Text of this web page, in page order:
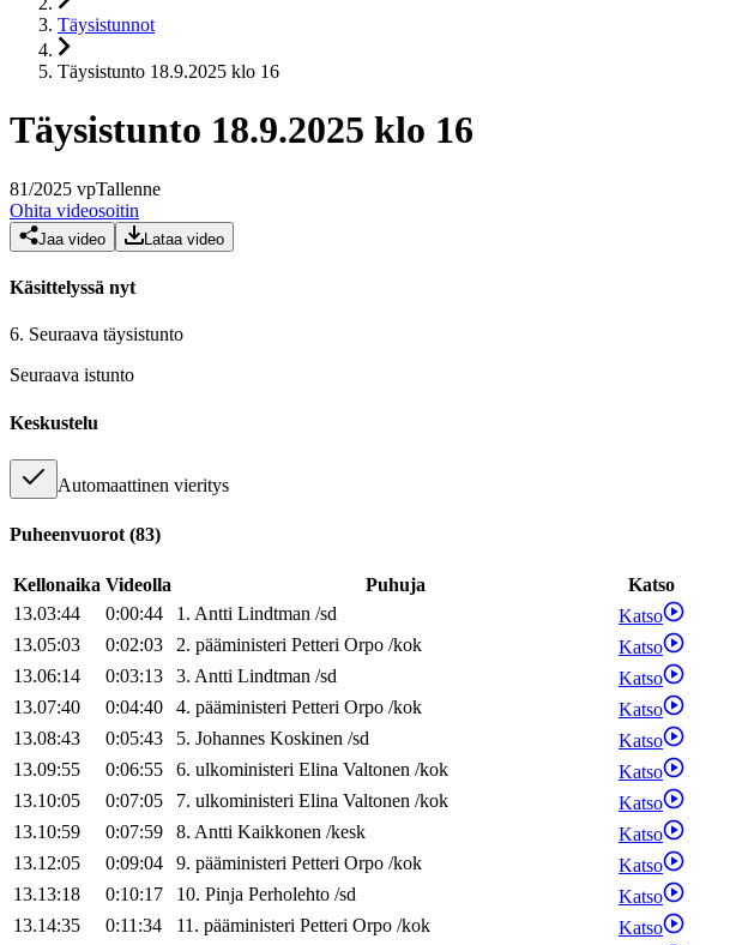
Täysistunnot
Täysistunto 18.9.2025 klo 16
Täysistunto 18.9.2025 klo 16
81/2025 vpTallenne
Ohita videosoitin
Jaa video Lataa video
Käsittelyssä nyt
6. Seuraava täysistunto
Seuraava istunto
Keskustelu
Automaattinen vieritys
Puheenvuorot (83)
Kellonaika Videolla Puhuja
Katso
13.03:44
0:00:44 1. Antti Lindtman /sd
Katso
13.05:03
0:02:03 2. pääministeri Petteri Orpo /kok
Katso
13.06:14
0:03:13 3. Antti Lindtman /sd
Katso
13.07:40
0:04:40 4. pääministeri Petteri Orpo /kok
Katso
13.08:43
0:05:43 5. Johannes Koskinen /sd
Katso
13.09:55
0:06:55 6. ulkoministeri Elina Valtonen /kok
Katso
13.10:05
0:07:05 7. ulkoministeri Elina Valtonen /kok
Katso
13.10:59
0:07:59 8. Antti Kaikkonen /kesk
Katso
13.12:05
0:09:04 9. pääministeri Petteri Orpo /kok
Katso
13.13:18
0:10:17 10. Pinja Perholehto /sd
Katso
13.14:35
0:11:34 11. pääministeri Petteri Orpo /kok
Katso